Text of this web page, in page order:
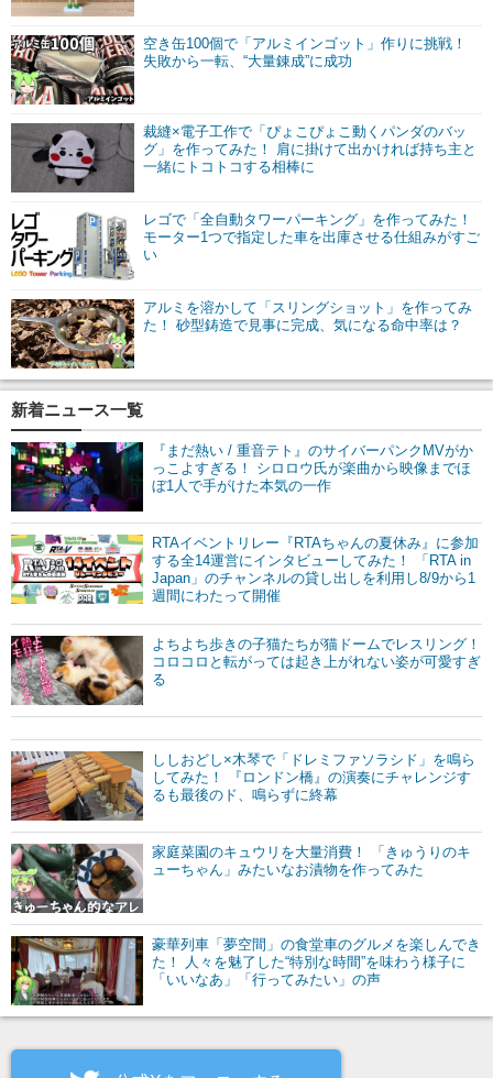
空き缶100個で「アルミインゴット」作りに挑戦！
失敗から一転、“大量錬成”に成功
裁縫×電子工作で「ぴょこぴょこ動くパンダのバッ
グ」を作ってみた！ 肩に掛けて出かければ持ち主と
一緒にトコトコする相棒に
レゴで「全自動タワーパーキング」を作ってみた！
モーター1つで指定した車を出庫させる仕組みがすご
い
アルミを溶かして「スリングショット」を作ってみ
た！ 砂型鋳造で見事に完成、気になる命中率は？
新着ニュース一覧
『まだ熱い / 重音テト』のサイバーパンクMVがか
っこよすぎる！ シロロウ氏が楽曲から映像までほ
ぼ1人で手がけた本気の一作
RTAイベントリレー『RTAちゃんの夏休み』に参加
する全14運営にインタビューしてみた！ 「RTA in
Japan」のチャンネルの貸し出しを利用し8/9から1
週間にわたって開催
よちよち歩きの子猫たちが猫ドームでレスリング！
コロコロと転がっては起き上がれない姿が可愛すぎ
る
ししおどし×木琴で「ドレミファソラシド」を鳴ら
してみた！ 『ロンドン橋』の演奏にチャレンジす
るも最後のド、鳴らずに終幕
家庭菜園のキュウリを大量消費！ 「きゅうりのキ
ューちゃん」みたいなお漬物を作ってみた
豪華列車「夢空間」の食堂車のグルメを楽しんでき
た！ 人々を魅了した“特別な時間”を味わう様子に
「いいなあ」「行ってみたい」の声